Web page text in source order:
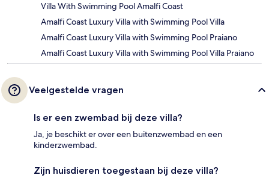
Villa With Swimming Pool Amalfi Coast
Amalfi Coast Luxury Villa with Swimming Pool Villa
Amalfi Coast Luxury Villa with Swimming Pool Praiano
Amalfi Coast Luxury Villa with Swimming Pool Villa Praiano
Veelgestelde vragen
Is er een zwembad bij deze villa?
Ja, je beschikt er over een buitenzwembad en een
kinderzwembad.
Zijn huisdieren toegestaan bij deze villa?